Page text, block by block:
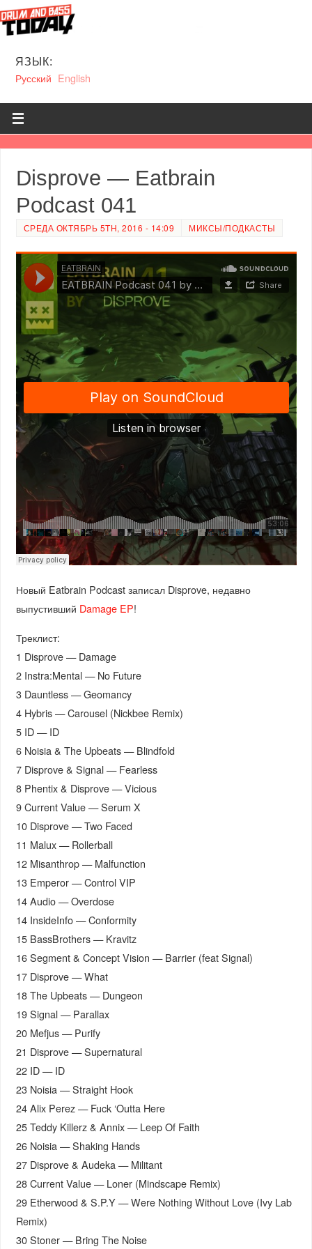
ЯЗЫК:
Русский English
Disprove — Eatbrain
Podcast 041
СРЕДА ОКТЯБРЬ 5TH, 2016 - 14:09 МИКСЫ/ПОДКАСТЫ
Новый Eatbrain Podcast записал Disprove, недавно
выпустивший Damage EP!
Треклист:
1 Disprove — Damage
2 Instra:Mental — No Future
3 Dauntless — Geomancy
4 Hybris — Carousel (Nickbee Remix)
5 ID — ID
6 Noisia & The Upbeats — Blindfold
7 Disprove & Signal — Fearless
8 Phentix & Disprove — Vicious
9 Current Value — Serum X
10 Disprove — Two Faced
11 Malux — Rollerball
12 Misanthrop — Malfunction
13 Emperor — Control VIP
14 Audio — Overdose
14 InsideInfo — Conformity
15 BassBrothers — Kravitz
16 Segment & Concept Vision — Barrier (feat Signal)
17 Disprove — What
18 The Upbeats — Dungeon
19 Signal — Parallax
20 Mefjus — Purify
21 Disprove — Supernatural
22 ID — ID
23 Noisia — Straight Hook
24 Alix Perez — Fuck ‘Outta Here
25 Teddy Killerz & Annix — Leep Of Faith
26 Noisia — Shaking Hands
27 Disprove & Audeka — Militant
28 Current Value — Loner (Mindscape Remix)
29 Etherwood & S.P.Y — Were Nothing Without Love (Ivy Lab
Remix)
30 Stoner — Bring The Noise